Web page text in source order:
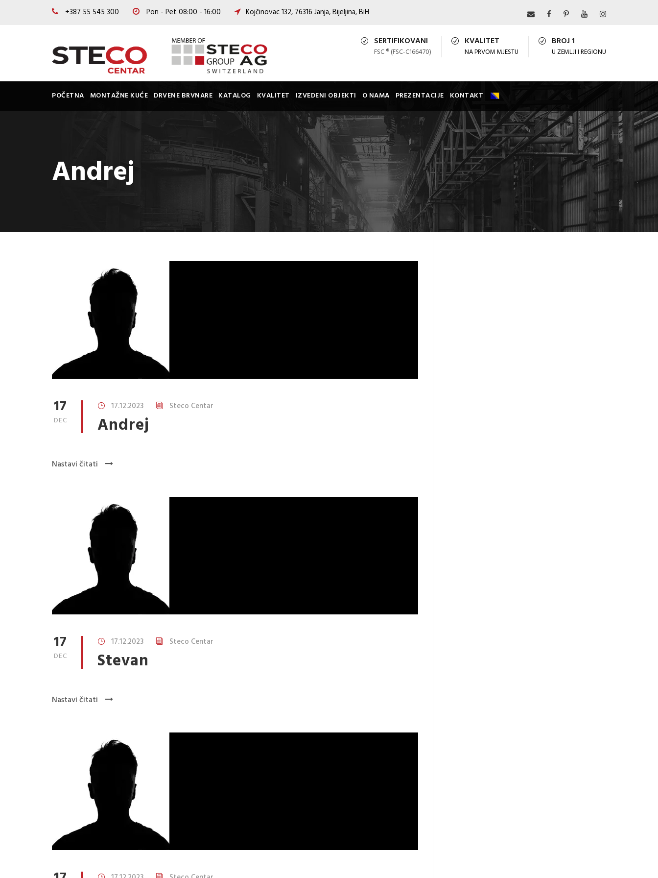
+387 55 545 300 Pon - Pet 08:00 - 16:00 Kojčinovac 132, 76316 Janja, Bijeljina, BiH
SERTIFIKOVANI
FSC ® (FSC-C166470)
KVALITET
NA PRVOM MJESTU
BROJ 1
U ZEMLJI I REGIONU
POČETNA MONTAŽNE KUĆE DRVENE BRVNARE KATALOG KVALITET IZVEDENI OBJEKTI O NAMA PREZENTACIJE KONTAKT
Andrej
17
DEC
17.12.2023 Steco Centar
Andrej
Nastavi čitati
17
DEC
17.12.2023 Steco Centar
Stevan
Nastavi čitati